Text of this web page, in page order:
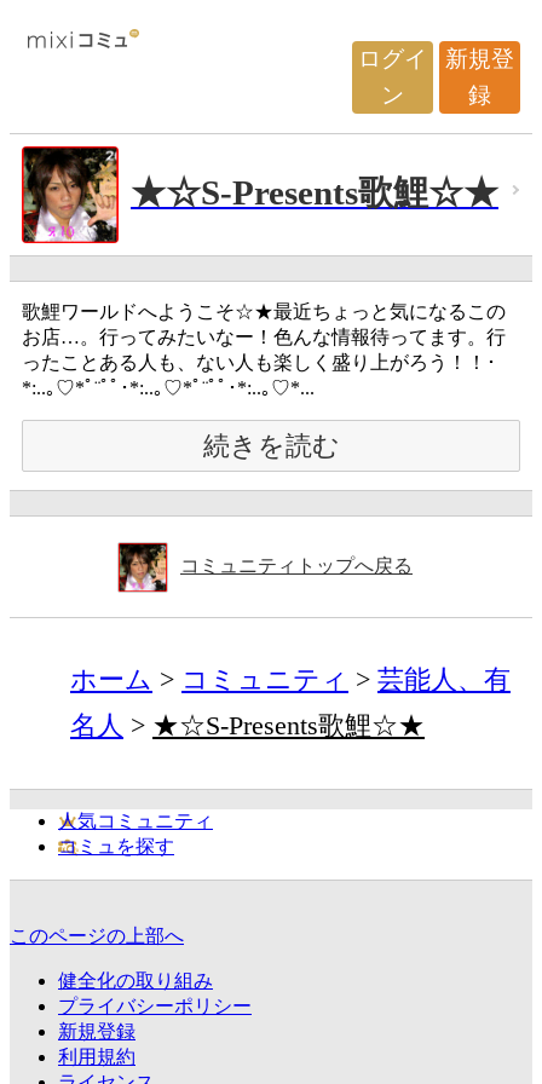
ログイ
ン
新規登
録
★☆S-Presents歌鯉☆★
歌鯉ワールドへようこそ☆★最近ちょっと気になるこの
お店…。行ってみたいなー！色んな情報待ってます。行
ったことある人も、ない人も楽しく盛り上がろう！！･
*:..｡♡*ﾟ¨ﾟﾟ･*:..｡♡*ﾟ¨ﾟﾟ･*:..｡♡*...
続きを読む
コミュニティトップへ戻る
ホーム コミュニティ
芸能人、有
名人
★☆S-Presents歌鯉☆★
人気コミュニティ
コミュを探す
このページの上部へ
健全化の取り組み
プライバシーポリシー
新規登録
利用規約